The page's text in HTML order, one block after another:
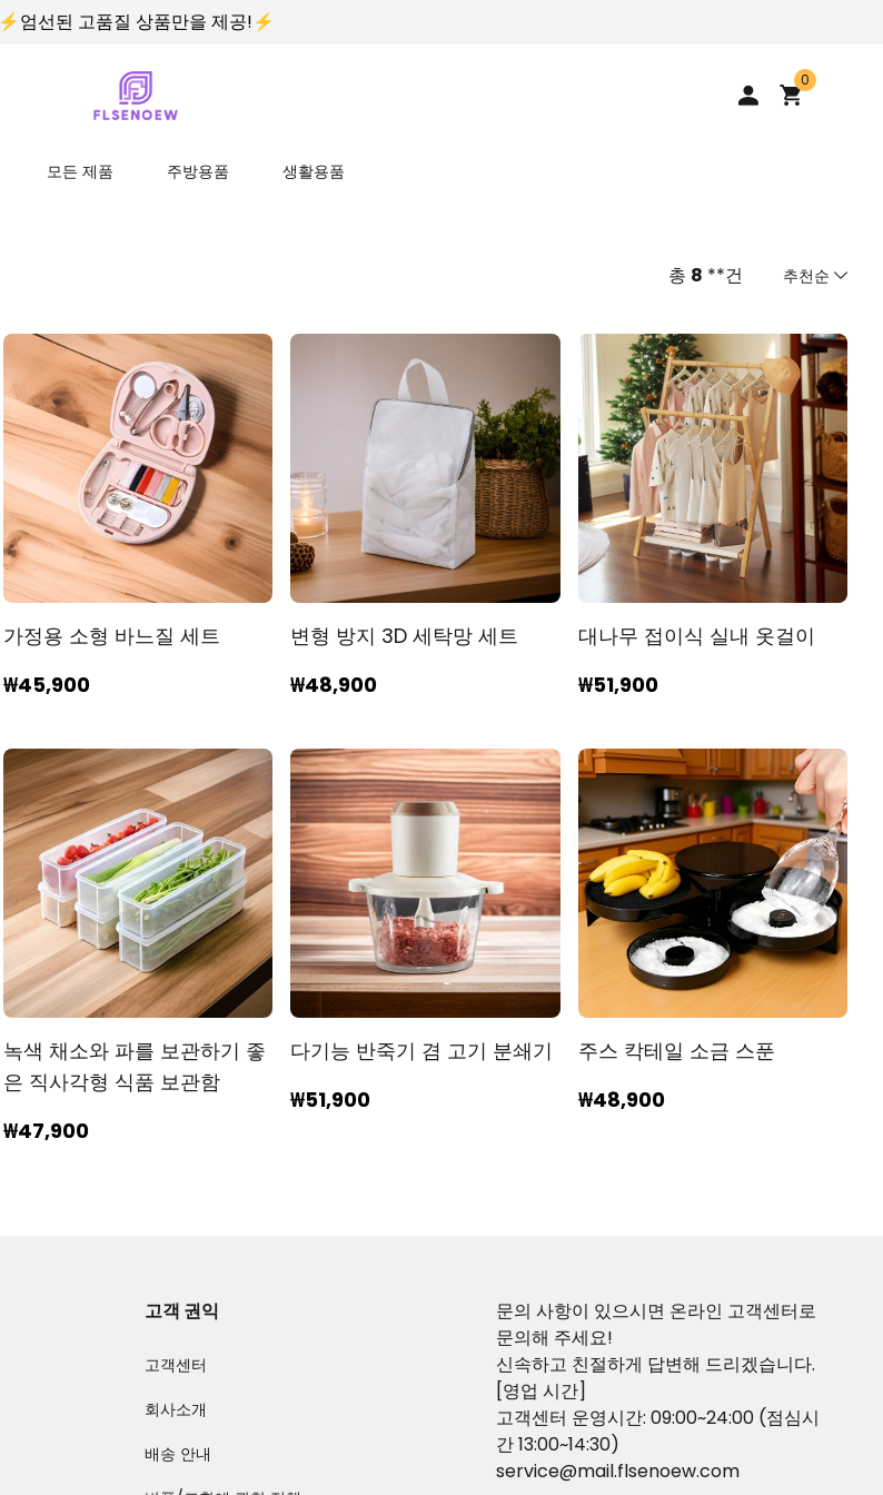
⚡엄선된 고품질 상품만을 제공!⚡
0
모든 제품 주방용품 생활용품
총 8 **건 추천순
추천순
낮은 가격순
높은 가격순
최신순
역순
가정용 소형 바느질 세트
₩45,900
변형 방지 3D 세탁망 세트
₩48,900
대나무 접이식 실내 옷걸이
₩51,900
녹색 채소와 파를 보관하기 좋
은 직사각형 식품 보관함
₩47,900
다기능 반죽기 겸 고기 분쇄기
₩51,900
주스 칵테일 소금 스푼
₩48,900
고객 권익
고객센터
회사소개
배송 안내
문의 사항이 있으시면 온라인 고객센터로
문의해 주세요!
신속하고 친절하게 답변해 드리겠습니다.
[영업 시간]
고객센터 운영시간: 09:00~24:00 (점심시
간 13:00~14:30)
service@mail.flsenoew.com